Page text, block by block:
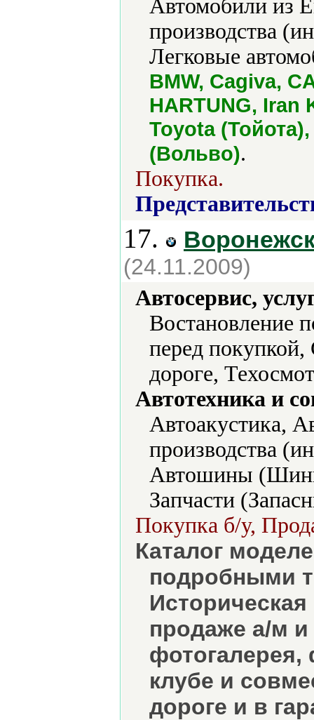
Автомобили из
производства
Легковые
BMW, Cagiva,
HARTUNG, Iran
Toyota
(Вольво).
Покупка.
17.
(24.11.2009)
Автосервис,
Востановление
перед
дороге,
Автотехника и
Автоакустика,
производства
Автошины
Запчасти
Покупка б/у,
Каталог
подробными
продаже а/м и
клубе и
дороге и в